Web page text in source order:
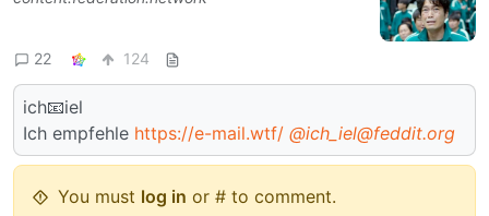
22 124
ich📧iel
Ich empfehle https://e-mail.wtf/ @ich_iel@feddit.org
You must log in or # to comment.